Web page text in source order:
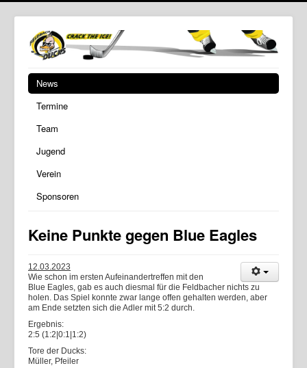
News
Termine
Team
Jugend
Verein
Sponsoren
Keine Punkte gegen Blue Eagles
12.03.2023
Wie schon im ersten Aufeinandertreffen mit den
Blue Eagles, gab es auch diesmal für die Feldbacher nichts zu
holen. Das Spiel konnte zwar lange offen gehalten werden, aber
am Ende setzten sich die Adler mit 5:2 durch.
Ergebnis:
2:5 (1:2|0:1|1:2)
Tore der Ducks:
Müller, Pfeiler